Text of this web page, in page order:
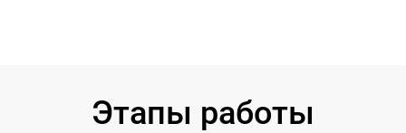
Этапы работы